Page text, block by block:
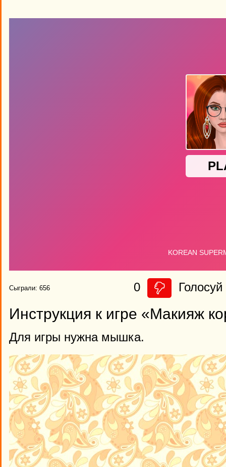
Сыграли: 656 0 Голосуй
Инструкция к игре «Макияж
Для игры нужна мышка.